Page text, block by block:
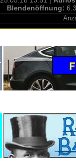
Blendenöffnung: